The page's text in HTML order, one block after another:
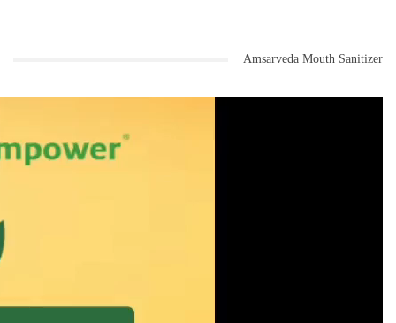
Amsarveda Mouth Sanitizer